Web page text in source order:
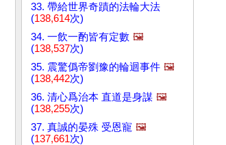
33. 帶給世界奇蹟的法輪大法
(138,614次)
34. 一飲一酌皆有定數 🖼️
(138,537次)
35. 震驚僞帝劉豫的輪迴事件 🖼️
(138,442次)
36. 清心爲治本 直道是身謀 🖼️
(138,255次)
37. 真誠的晏殊 受恩寵 🖼️
(137,661次)